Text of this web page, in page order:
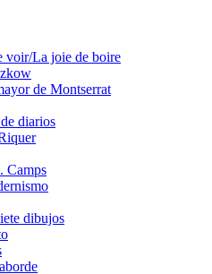
voir/La joie de boire
de Montserrat
diarios
Camps
dibujos